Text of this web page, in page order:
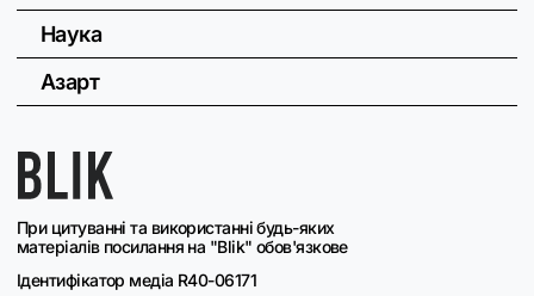
При цитуванні та використанні будь-яких
матеріалів посилання на "Blik" обов'язкове
Ідентифікатор медіа R40-06171
Наука
Азарт